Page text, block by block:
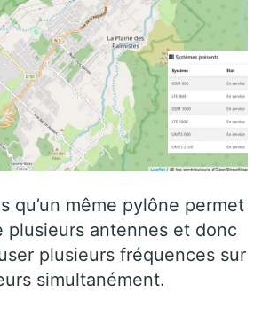
qu’un même pylône permet
plusieurs antennes et donc
plusieurs fréquences sur
simultanément.